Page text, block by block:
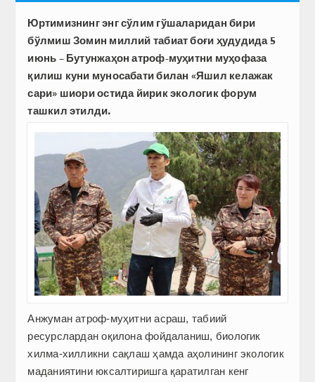
Юртимизнинг энг сўлим гўшаларидан бири
бўлмиш Зомин миллий табиат боғи ҳудудида 5
июнь – Бутунжаҳон атроф-муҳитни муҳофаза
қилиш куни муносабати билан «Яшил келажак
сари» шиори остида йирик экологик форум
ташкил этилди.
Анжуман атроф-муҳитни асраш, табиий
ресурслардан оқилона фойдаланиш, биологик
хилма-хилликни сақлаш ҳамда аҳолининг экологик
маданиятини юксалтиришга қаратилган кенг